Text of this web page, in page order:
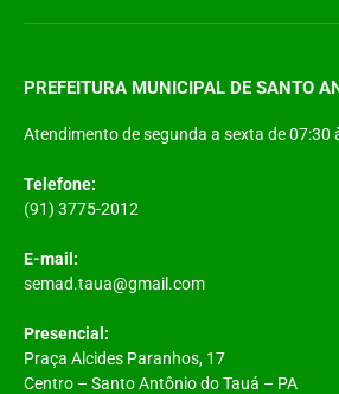
PREFEITURA MUNICIPAL DE SANTO
Atendimento de segunda a sexta de 07:30
Telefone:
(91) 3775-2012
E-mail:
semad.taua@gmail.com
Presencial:
Praça Alcides Paranhos, 17
Centro – Santo Antônio do Tauá – PA